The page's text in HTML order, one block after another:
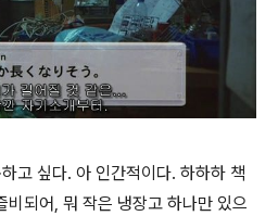
고 싶다. 아 인간적이다. 하하하 책
비되어, 뭐 작은 냉장고 하나만 있으